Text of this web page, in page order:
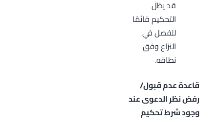
قد يظل
التحكيم قائمًا
للفصل في
النزاع وفق
نطاقه.
قاعدة عدم قبول/
رفض نظر الدعوى عند
وجود شرط تحكيم